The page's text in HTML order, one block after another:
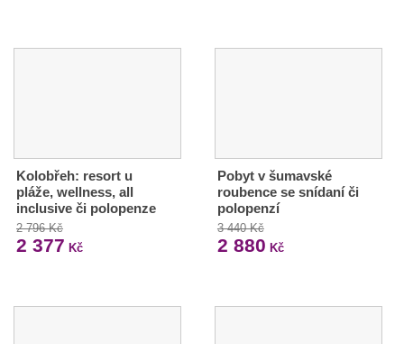
Kolobřeh: resort u
pláže, wellness, all
inclusive či polopenze
2 796 Kč
2 377 Kč
Pobyt v šumavské
roubence se snídaní či
polopenzí
3 440 Kč
2 880 Kč